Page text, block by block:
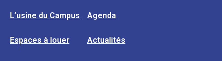
L’usine du Campus Agenda
Espaces à louer Actualités